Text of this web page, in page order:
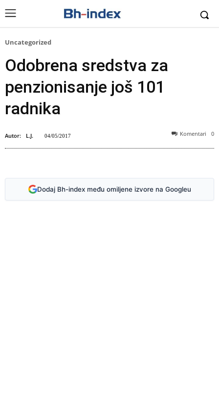
Uncategorized
Odobrena sredstva za
penzionisanje još 101
radnika
Autor: L.J. 04/05/2017 Komentari 0
Dodaj Bh-index među omiljene izvore na Googleu